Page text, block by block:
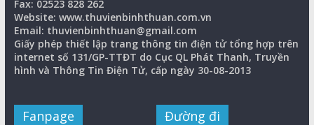
Fax: 02523 828 262
Website: www.thuvienbinhthuan.com.vn
Email: thuvienbinhthuan@gmail.com
Giấy phép thiết lập trang thông tin điện tử tổng hợp trên
internet số 131/GP-TTĐT do Cục QL Phát Thanh, Truyền
hình và Thông Tin Điện Tử, cấp ngày 30-08-2013
Fanpage Đường đi